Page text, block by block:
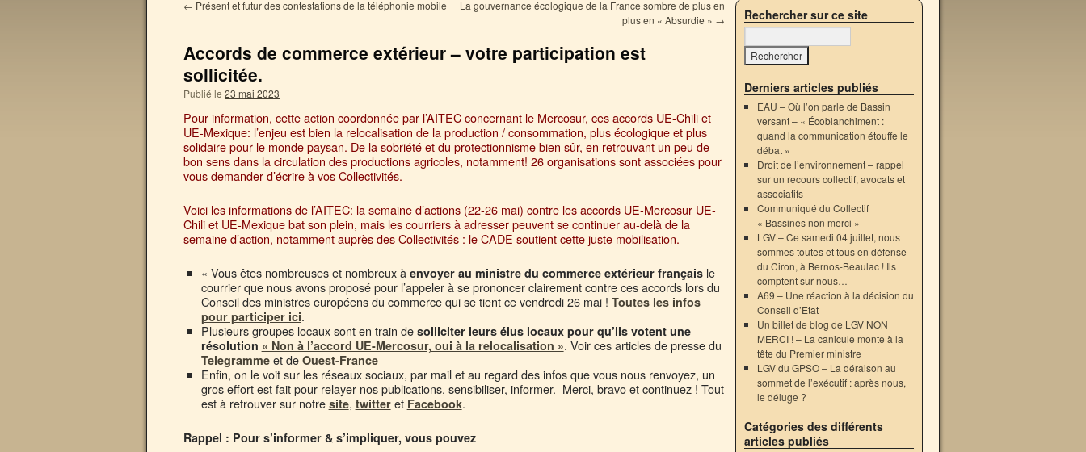
← Présent et futur des contestations de la téléphonie mobile
La gouvernance écologique de la France sombre de plus en
plus en « Absurdie » →
Accords de commerce extérieur – votre participation est
sollicitée.
Publié le 23 mai 2023
Pour information, cette action coordonnée par l’AITEC concernant le Mercosur, ces accords UE-Chili et
UE-Mexique: l’enjeu est bien la relocalisation de la production / consommation, plus écologique et plus
solidaire pour le monde paysan. De la sobriété et du protectionnisme bien sûr, en retrouvant un peu de
bon sens dans la circulation des productions agricoles, notamment! 26 organisations sont associées pour
vous demander d’écrire à vos Collectivités.
Voici les informations de l’AITEC: la semaine d’actions (22-26 mai) contre les accords UE-Mercosur UE-
Chili et UE-Mexique bat son plein, mais les courriers à adresser peuvent se continuer au-delà de la
semaine d’action, notamment auprès des Collectivités : le CADE soutient cette juste mobilisation.
« Vous êtes nombreuses et nombreux à envoyer au ministre du commerce extérieur françaisle
courrier que nous avons proposé pour l’appeler à se prononcer clairement contre ces accords lors du
Conseil des ministres européens du commerce qui se tient ce vendredi 26 mai ! Toutes les infos
pour participer ici.
Plusieurs groupes locaux sont en train de solliciter leurs élus locaux pour qu’ils votent une
résolution « Non à l’accord UE-Mercosur, oui à la relocalisation ». Voir ces articles de presse du
Telegrammeet de Ouest-France
Enfin, on le voit sur les réseaux sociaux, par mail et au regard des infos que vous nous renvoyez, un
gros effort est fait pour relayer nos publications, sensibiliser, informer. Merci, bravo et continuez ! Tout
est à retrouver sur notre site, twitteret Facebook.
Rappel : Pour s’informer & s’impliquer, vous pouvez
Rechercher sur ce site
Derniers articles publiés
EAU – Où l’on parle de Bassin
versant – « Écoblanchiment :
quand la communication étouffe le
débat »
Droit de l’environnement – rappel
sur un recours collectif, avocats et
associatifs
Communiqué du Collectif
« Bassines non merci »-
LGV – Ce samedi 04 juillet, nous
sommes toutes et tous en défense
du Ciron, à Bernos-Beaulac ! Ils
comptent sur nous…
A69 – Une réaction à la décision du
Conseil d’Etat
Un billet de blog de LGV NON
MERCI ! – La canicule monte à la
tête du Premier ministre
LGV du GPSO – La déraison au
sommet de l’exécutif : après nous,
le déluge ?
Catégories des différents
articles publiés